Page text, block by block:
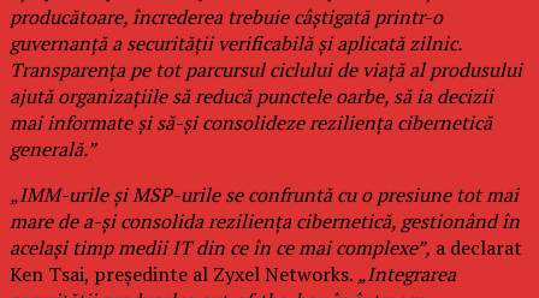
producătoare, încrederea trebuie câștigată printr-o
guvernanță a securității verificabilă și aplicată zilnic.
Transparența pe tot parcursul ciclului de viață al produsului
ajută organizațiile să reducă punctele oarbe, să ia decizii
mai informate și să-și consolideze reziliența cibernetică
generală.”
„IMM-urile și MSP-urile se confruntă cu o presiune tot mai
mare de a-și consolida reziliența cibernetică, gestionând în
același timp medii IT din ce în ce mai complexe”, a declarat
Ken Tsai, președinte al Zyxel Networks. „Integrarea